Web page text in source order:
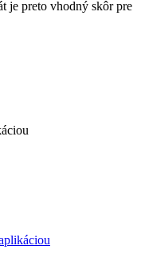
je preto vhodný skôr pre